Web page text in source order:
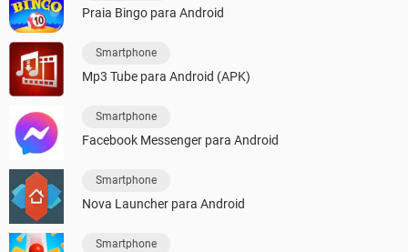
Praia Bingo para Android
Smartphone
Mp3 Tube para Android (APK)
Smartphone
Facebook Messenger para Android
Smartphone
Nova Launcher para Android
Smartphone